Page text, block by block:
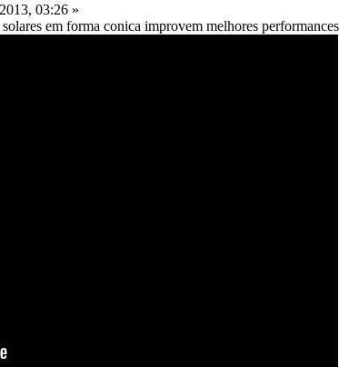
03:26 »
em forma conica improvem melhores performances